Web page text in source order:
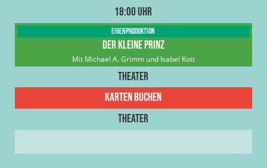
18:00 Uhr
Eigenproduktion
Der Kleine Prinz
Mit Michael A. Grimm und Isabel Kott
Theater
Karten buchen
Theater